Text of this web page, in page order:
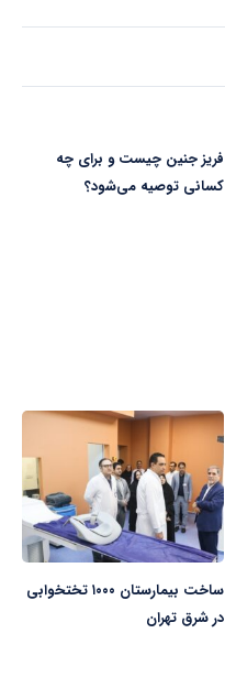
فریز جنین چیست و برای چه
کسانی توصیه می‌شود؟
ساخت بیمارستان ۱۰۰۰ تختخوابی
در شرق تهران